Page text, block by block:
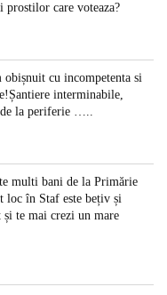
prostilor care voteaza?
cu incompetenta si
interminabile,
de la periferie …..
multi bani de la Primărie
loc în Staf este bețiv și
te mai crezi un mare